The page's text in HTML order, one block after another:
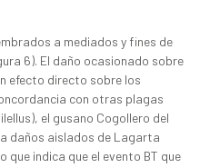
a mediados y fines de
6). El daño ocasionado sobre
efecto directo sobre los
con otras plagas
el gusano Cogollero del
daños aislados de Lagarta
que indica que el evento BT que